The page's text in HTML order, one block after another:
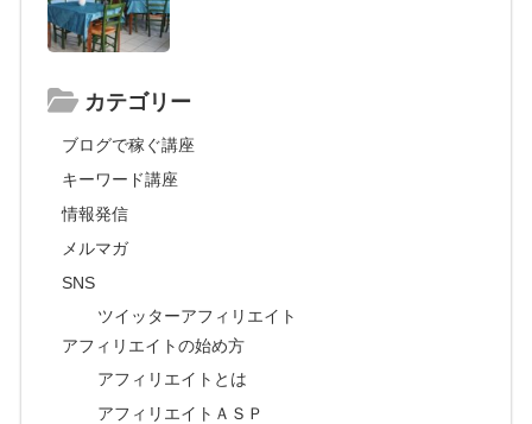
カテゴリー
ブログで稼ぐ講座
キーワード講座
情報発信
メルマガ
SNS
ツイッターアフィリエイト
アフィリエイトの始め方
アフィリエイトとは
アフィリエイトＡＳＰ